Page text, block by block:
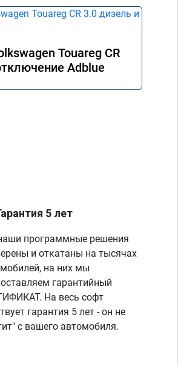
Touareg CR
Adblue
5 лет
программные решения
и откатаны на тысячах
на них мы
гарантийный
На весь софт
гарантия 5 лет - он не
с вашего автомобиля.